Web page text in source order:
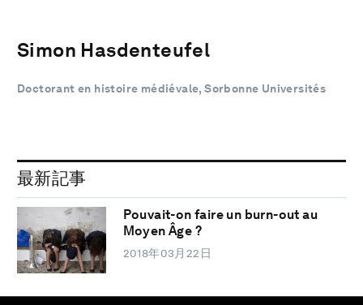
Simon Hasdenteufel
Doctorant en histoire médiévale, Sorbonne Universités
最新記事
Pouvait-on faire un burn-out au
Moyen Âge ?
2018年03月22日